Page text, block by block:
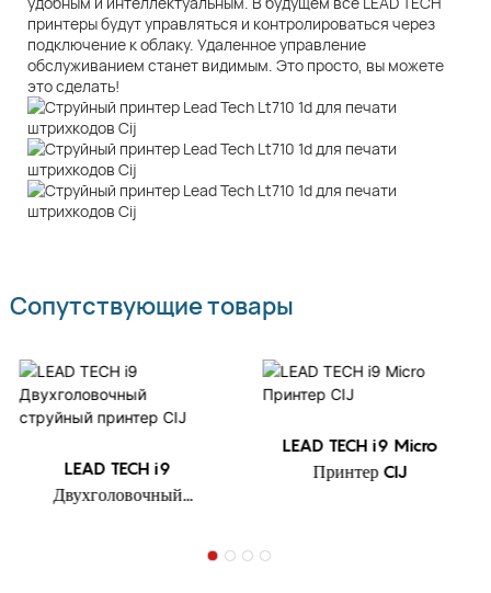
принтеры будут управляться и контролироваться через
подключение к облаку. Удаленное управление
обслуживанием станет видимым. Это просто, вы можете
это сделать!
Сопутствующие товары
LEAD TECH i9
Двухголовочный
LEAD TECH i9 Micro
Принтер CIJ